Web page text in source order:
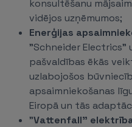
konsultēšanu
vidējos uzņēmumos;
Enerģijas
"Schneider Electrics"
pašvaldības ēkās
uzlabojošos
apsaimniekošanas
Eiropā un tās
"Vattenfall"